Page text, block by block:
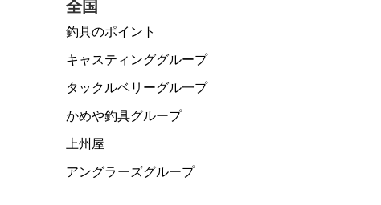
全国
釣具のポイント
キャスティンググループ
タックルベリーグル一プ
かめや釣具グループ
上州屋
アングラーズグループ